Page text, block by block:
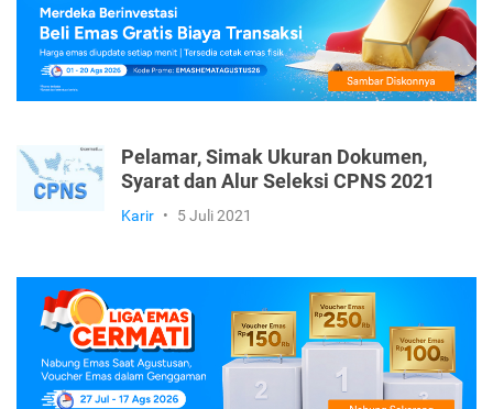
Pelamar, Simak Ukuran Dokumen,
Syarat dan Alur Seleksi CPNS 2021
Karir • 5 Juli 2021